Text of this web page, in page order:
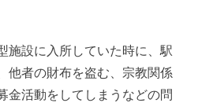
施設に入所していた時に、駅
他者の財布を盗む、宗教関係
金活動をしてしまうなどの問